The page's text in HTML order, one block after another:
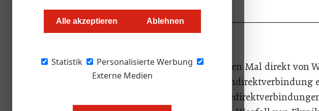
Alle akzeptieren Ablehnen
Statistik
Personalisierte Werbung
Externe Medien
Redaktion
Heute, Freitag, ist Flyniki zum letzten Mal direkt von
geflogen. Ab morgen ist diese Liniendirektverbindung
Folge streicht Flyniki weitere